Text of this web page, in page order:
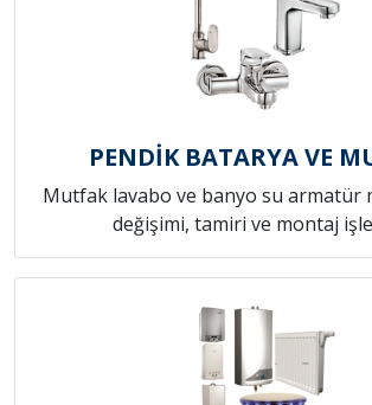
PENDİK BATARYA VE
Mutfak lavabo ve banyo su armatür
değişimi, tamiri ve montaj